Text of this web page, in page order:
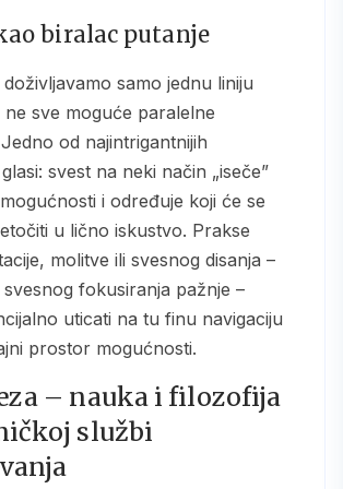
biralac putanje
ne sve moguće paralelne
od najintrigantnijih
svest na neki način „iseče”
i određuje koji će se
u lično iskustvo. Prakse
molitve ili svesnog disanja –
fokusiranja pažnje –
uticati na tu finu navigaciju
prostor mogućnosti.
– nauka i filozofija
službi